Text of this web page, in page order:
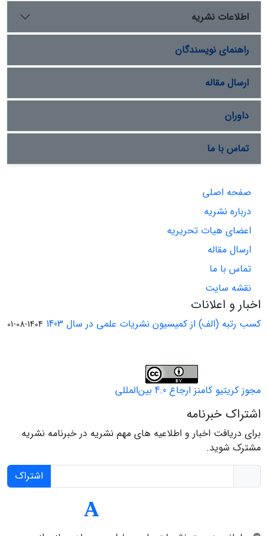
اطلاعات نشریه
راهنمای نویسندگان
ارسال مقاله
داوران
تماس با ما
صفحه اصلی
درباره نشریه
اعضای هیات تحریریه
ارسال مقاله
تماس با ما
نقشه سایت
اخبار و اعلانات
کسب رتبه (الف) از کمیسیون نشریات علمی در سال 1403 1404-08-01
مجوز کریتیو کامنز ارجاع 4.0 بین‌المللی
اشتراک خبرنامه
برای دریافت اخبار و اطلاعیه های مهم نشریه در خبرنامه نشریه
مشترک شوید.
اشتراک